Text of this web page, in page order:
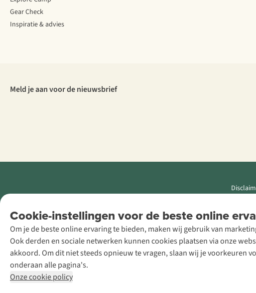
Cookie-instellingen voor de beste online
Om je de beste online ervaring te bieden, maken wij gebruik van
Ook derden en sociale netwerken kunnen cookies plaatsen via onze
akkoord. Om dit niet steeds opnieuw te vragen, slaan wij je voorkeuren
onderaan alle pagina's.
Onze cookie policy
Gear Check
Inspiratie & advies
Meld je aan voor de nieuwsbrief
Retail Concepts
NV,
Smallandlaan
9, B-2660
Hoboken
+32 (0)3 828
30 15